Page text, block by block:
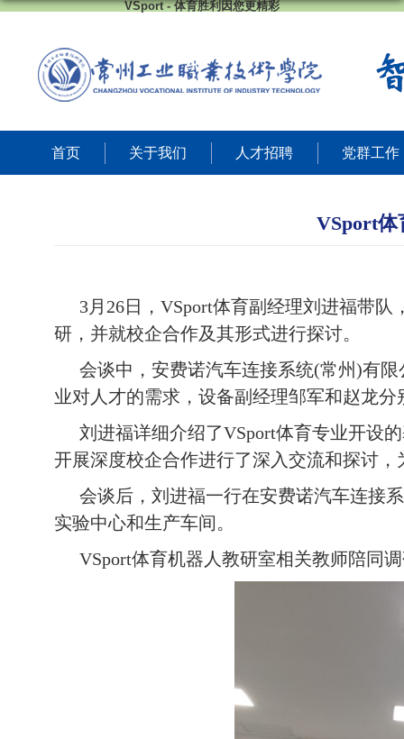
VSport - 体育胜利因您更精彩
首页 关于我们 人才招聘 党群工作
VSport体
3月 26日，VSport体育副经理刘进福带队
研，并就校企合作及其形式进行探讨。
会谈中，安费诺汽车连接系统(常州)有限
业对人才的需求 ， 设备副 经理邹军和赵龙分
刘进福详细介绍了VSport体育专业开设
开展深度校企合作进行了深入交流和探讨
会谈后，刘进福一行在安费诺汽车连接
实验中心和生产车间。
VSport体育机器人教研室相关教师陪同